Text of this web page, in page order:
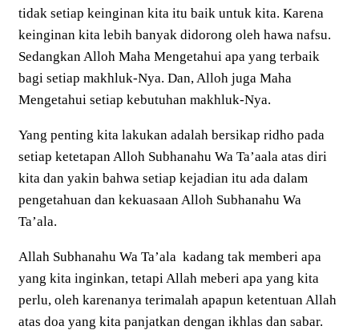
tidak setiap keinginan kita itu baik untuk kita. Karena
keinginan kita lebih banyak didorong oleh hawa nafsu.
Sedangkan Alloh Maha Mengetahui apa yang terbaik
bagi setiap makhluk-Nya. Dan, Alloh juga Maha
Mengetahui setiap kebutuhan makhluk-Nya.
Yang penting kita lakukan adalah bersikap ridho pada
setiap ketetapan Alloh Subhanahu Wa Ta’aala atas diri
kita dan yakin bahwa setiap kejadian itu ada dalam
pengetahuan dan kekuasaan Alloh Subhanahu Wa
Ta’ala.
Allah Subhanahu Wa Ta’ala kadang tak memberi apa
yang kita inginkan, tetapi Allah meberi apa yang kita
perlu, oleh karenanya terimalah apapun ketentuan Allah
atas doa yang kita panjatkan dengan ikhlas dan sabar.